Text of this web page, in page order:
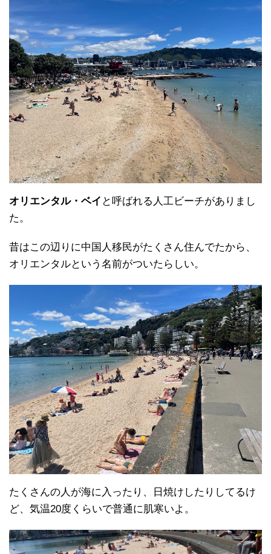
オリエンタル・ベイ と呼ばれる人工ビーチがありまし
た。
昔はこの辺りに中国人移民がたくさん住んでたから、
オリエンタルという名前がついたらしい。
たくさんの人が海に入ったり、日焼けしたりしてるけ
ど、気温20度くらいで普通に肌寒いよ。